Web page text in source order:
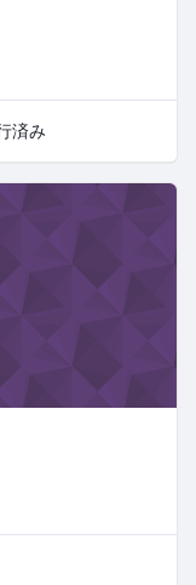
済み